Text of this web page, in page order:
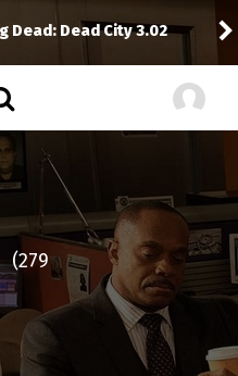
Dead: Dead City 3.02
(279